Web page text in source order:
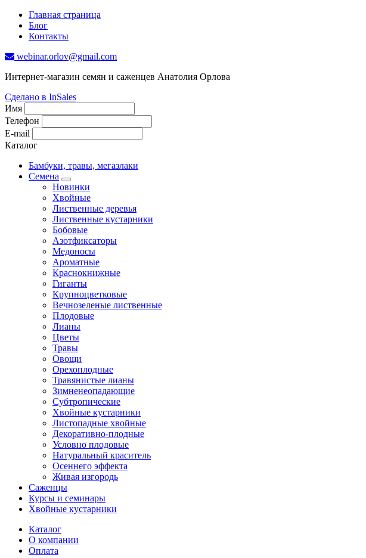
Главная страница
Блог
Контакты
webinar.orlov@gmail.com
Интернет-магазин семян и саженцев Анатолия Орлова
Сделано в InSales
Имя
Телефон
E-mail
Каталог
Бамбуки, травы, мегазлаки
Семена
Новинки
Хвойные
Лиственные деревья
Лиственные кустарники
Бобовые
Азотфиксаторы
Медоносы
Ароматные
Краснокнижные
Гиганты
Крупноцветковые
Вечнозеленые лиственные
Плодовые
Лианы
Цветы
Травы
Овощи
Орехоплодные
Травянистые лианы
Зимненеопадающие
Субтропические
Хвойные кустарники
Листопадные хвойные
Декоративно-плодные
Условно плодовые
Натуральный краситель
Осеннего эффекта
Живая изгородь
Саженцы
Курсы и семинары
Хвойные кустарники
Каталог
О компании
Оплата